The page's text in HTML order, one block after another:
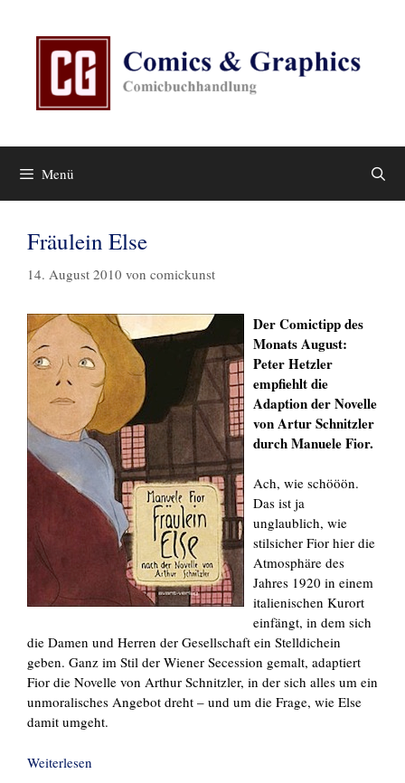
Menü
Fräulein Else
14. August 2010 von comickunst
Der Comictipp des
Monats August:
Peter Hetzler
empfiehlt die
Adaption der Novelle
von Artur Schnitzler
durch Manuele Fior.
Ach, wie schööön.
Das ist ja
unglaublich, wie
stilsicher Fior hier die
Atmosphäre des
Jahres 1920 in einem
italienischen Kurort
einfängt, in dem sich
die Damen und Herren der Gesellschaft ein Stelldichein
geben. Ganz im Stil der Wiener Secession gemalt, adaptiert
Fior die Novelle von Arthur Schnitzler, in der sich alles um ein
unmoralisches Angebot dreht – und um die Frage, wie Else
damit umgeht.
Weiterlesen